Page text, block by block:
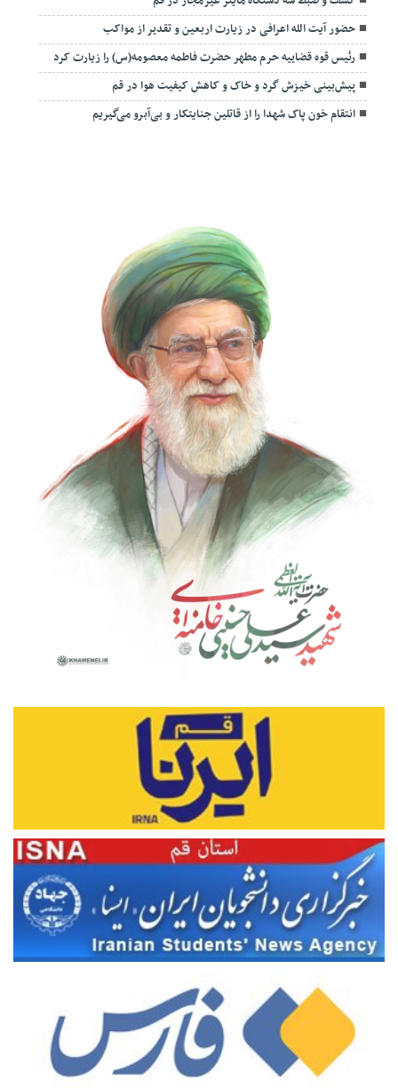
حضور آیت الله اعرافی در زیارت اربعین و تقدیر از مواکب
رئیس قوه قضاییه حرم مطهر حضرت فاطمه معصومه(س) را زیارت کرد
پیش‌بینی خیزش گرد و خاک و کاهش کیفیت هوا در قم
انتقام خون پاک شهدا را از قاتلین جنایتکار و بی‌آبرو می‌گیریم